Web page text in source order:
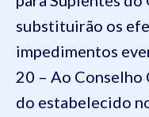
substituirão os
impedimentos
20 – Ao Conselho
do estabelecido